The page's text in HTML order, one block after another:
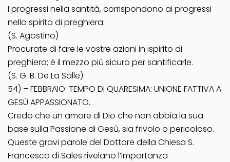
I progressi nella santità, corrispondono ai progressi
nello spirito di preghiera.
(S. Agostino)
Procurate di fare le vostre azioni in ispirito di
preghiera; è il mezzo più sicuro per santificarle.
(S. G. B. De La Salle).
54) – FEBBRAIO: TEMPO DI QUARESIMA: UNIONE FATTIVA A
GESÙ APPASSIONATO.
Credo che un amore di Dio che non abbia la sua
base sulla Passione di Gesù, sia frivolo o pericoloso.
Queste gravi parole del Dottore della Chiesa S.
Francesco di Sales rivelano l’importanza